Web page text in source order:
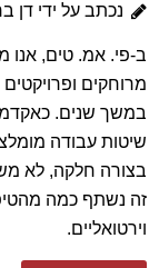
נכתב על ידי דן
ב-פי. אמ. טים, אנו
מרוחקים ופרויקטים
במשך שנים.
שיטות עבודה
בצורה חלקה, לא
זה נשתף כמה
וירטואליים.